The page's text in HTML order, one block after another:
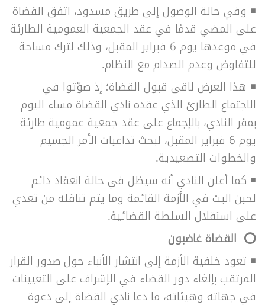
◾ وفي حالة الوصول إلى طريق مسدود، اتفق القضاة
على المضي قدمًا في عقد الجمعية العمومية الطارئة
في موعدها يوم 6 فبراير المقبل، وذلك لترك مساحة
للتفاوض وعدم الصدام مع النظام.
◾ هذا العرض لاقى قبول القضاة؛ إذ صوّتوا في
الاجتماع الطارئ الذي عقده نادي القضاة مساء اليوم
بمقر النادي، بالإجماع على عقد جمعية عمومية طارئة
يوم 6 فبراير المقبل، لبحث تداعيات الأمر الجسيم
والخطوات التصعيدية.
◾ كما أعلن النادي أنه سيظل في حالة انعقاد دائم
لحين البت في الأزمة القائمة وما يتم تناقله من تعدي
على استقلال السلطة القضائية.
⭕ القضاة غاضبون
◾ تعود خلفية الأزمة إلى انتشار الأنباء حول صدور القرار
المرتقب بإلغاء دور القضاء في الإشراف على التعيينات
في جهاته وهيئاته، ما دعا نادي القضاة إلى دعوة